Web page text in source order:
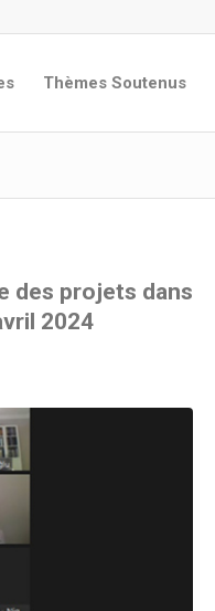
Thèmes Soutenus
des projets dans
2024